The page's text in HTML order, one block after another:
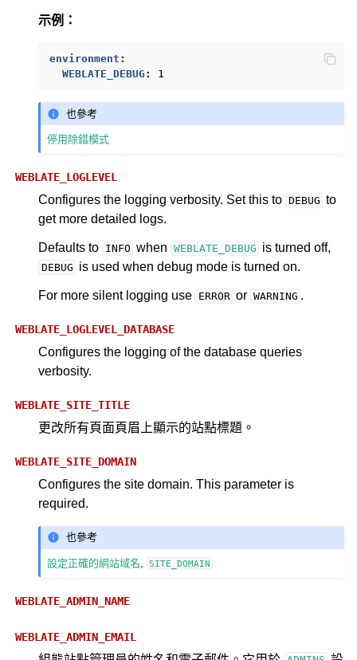
示例：
environment :
WEBLATE_DEBUG: 1
也參考
停用除錯模式
WEBLATE_LOGLEVEL
Configures the logging verbosity. Set this to DEBUG to
get more detailed logs.
Defaults to INFO when WEBLATE_DEBUG is turned off,
DEBUG is used when debug mode is turned on.
For more silent logging use ERROR or WARNING .
WEBLATE_LOGLEVEL_DATABASE
Configures the logging of the database queries
verbosity.
WEBLATE_SITE_TITLE
更改所有頁面頁眉上顯示的站點標題。
WEBLATE_SITE_DOMAIN
Configures the site domain. This parameter is
required.
也參考
設定正確的網站域名 SITE_DOMAIN
WEBLATE_ADMIN_NAME
WEBLATE_ADMIN_EMAIL